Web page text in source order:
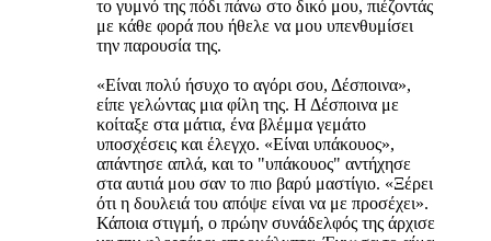
το γυμνό της πόδι πάνω στο δικό μου, πιέζοντάς
με κάθε φορά που ήθελε να μου υπενθυμίσει
την παρουσία της.
«Είναι πολύ ήσυχο το αγόρι σου, Δέσποινα»,
είπε γελώντας μια φίλη της. Η Δέσποινα με
κοίταξε στα μάτια, ένα βλέμμα γεμάτο
υποσχέσεις και έλεγχο. «Είναι υπάκουος»,
απάντησε απλά, και το "υπάκουος" αντήχησε
στα αυτιά μου σαν το πιο βαρύ μαστίγιο. «Ξέρει
ότι η δουλειά του απόψε είναι να με προσέχει».
Κάποια στιγμή, ο πρώην συνάδελφός της άρχισε